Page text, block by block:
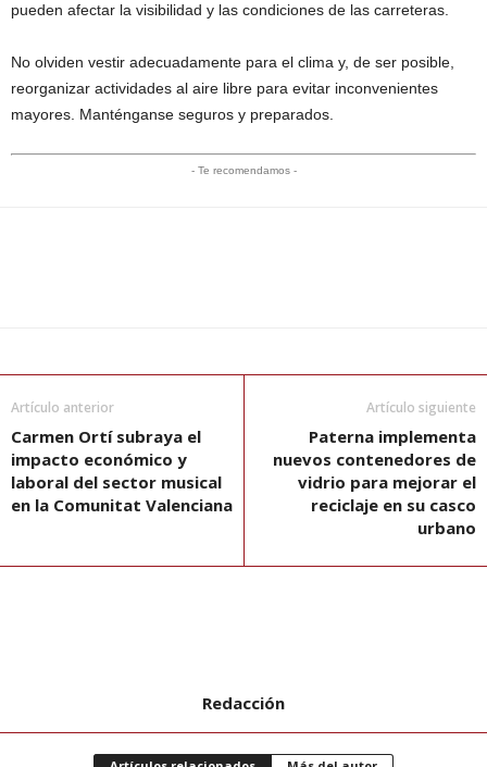
pueden afectar la visibilidad y las condiciones de las carreteras.
No olviden vestir adecuadamente para el clima y, de ser posible,
reorganizar actividades al aire libre para evitar inconvenientes
mayores. Manténganse seguros y preparados.
- Te recomendamos -
Artículo anterior
Carmen Ortí subraya el
impacto económico y
laboral del sector musical
en la Comunitat Valenciana
Artículo siguiente
Paterna implementa
nuevos contenedores de
vidrio para mejorar el
reciclaje en su casco
urbano
Redacción